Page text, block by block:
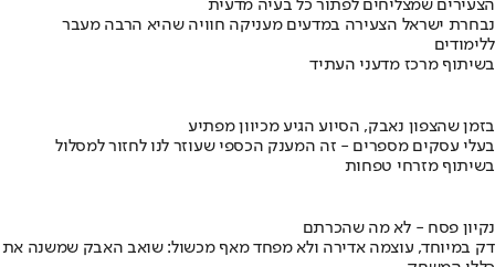
הצעירים שמצליחים לפתור כל בעיה מדעית
נבחרת ישראל הצעירה במדעים מעניקה חוויה שהיא הרבה מעבר
ללימודים
בשיתוף מרכז מדעני העתיד
בזמן שהצפון נאבק, הסיוע הגיע מכיוון מפתיע
בעלי עסקים מספרים - זה המענק הכספי שעוזר לנו לחזור למסלול
בשיתוף מזרחי טפחות
נקיון פסח - לא מה שהכרתם
דק במיוחד, עוצמה אדירה ולא מפחד מאף מכשול: שואב האבק שמשנה את